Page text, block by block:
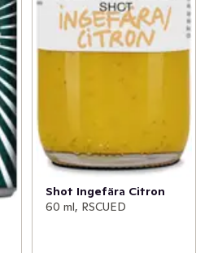
Shot Ingefära Citron
60 ml, RSCUED